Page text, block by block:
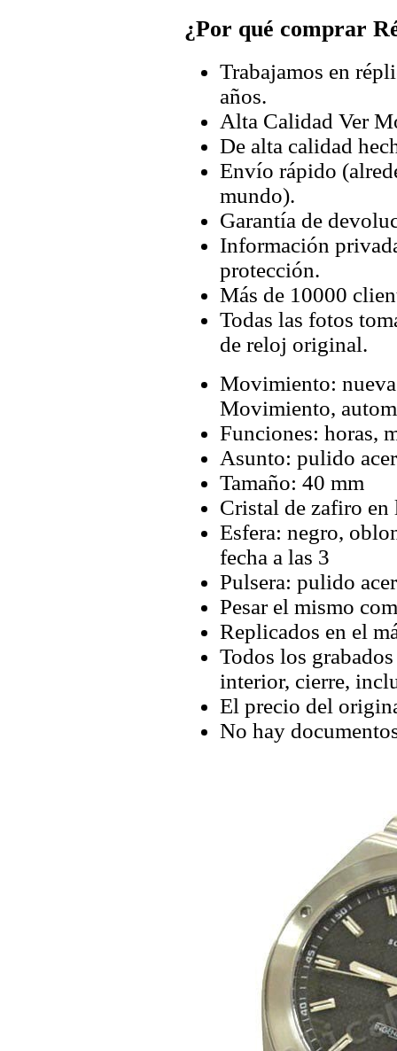
¿Por qué comprar
Trabajamos en
años.
Alta Calidad Ver
De alta calidad
Envío rápido
mundo).
Garantía de
Información
protección.
Más de 10000
Todas las fotos
de reloj original.
Movimiento:
Movimiento,
Funciones: horas,
Asunto: pulido
Tamaño: 40 mm
Cristal de zafiro
Esfera: negro,
fecha a las 3
Pulsera: pulido
Pesar el mismo
Replicados en el
Todos los
interior, cierre,
El precio del
No hay